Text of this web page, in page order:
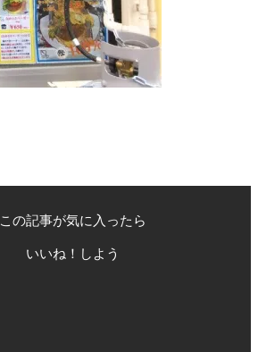
この記事が気に入ったら
いいね！しよう